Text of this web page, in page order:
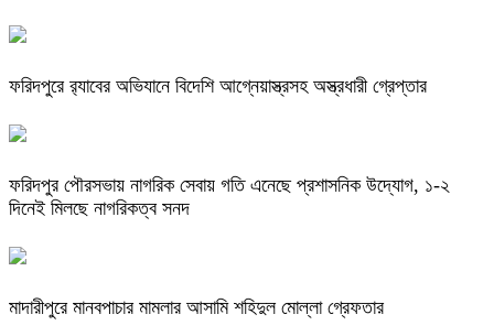
ফরিদপুরে র‌্যাবের অভিযানে বিদেশি আগ্নেয়াস্ত্রসহ অস্ত্রধারী গ্রেপ্তার
ফরিদপুর পৌরসভায় নাগরিক সেবায় গতি এনেছে প্রশাসনিক উদ্যোগ, ১-২
দিনেই মিলছে নাগরিকত্ব সনদ
মাদারীপুরে মানবপাচার মামলার আসামি শহিদুল মোল্লা গ্রেফতার